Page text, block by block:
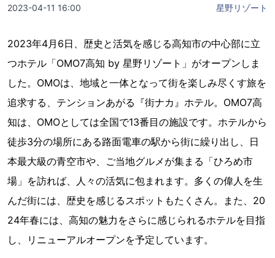
2023-04-11 16:00 星野リゾート
2023年4月6日、歴史と活気を感じる高知市の中心部に立
つホテル「OMO7高知 by 星野リゾート」がオープンしま
した。OMOは、地域と一体となって街を楽しみ尽くす旅を
追求する、テンションあがる『街ナカ』ホテル。OMO7高
知は、OMOとしては全国で13番目の施設です。ホテルから
徒歩3分の場所にある路面電車の駅から街に繰り出し、日
本最大級の青空市や、ご当地グルメが集まる「ひろめ市
場」を訪れば、人々の活気に包まれます。多くの偉人を生
んだ街には、歴史を感じるスポットもたくさん。また、20
24年春には、高知の魅力をさらに感じられるホテルを目指
し、リニューアルオープンを予定しています。